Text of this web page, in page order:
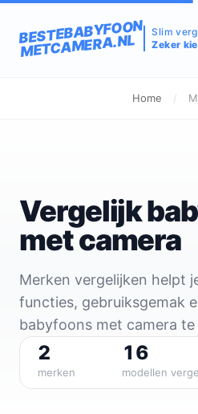
BESTEBABYFOON
METCAMERA.NL
Slim
Zeker
Home /
Vergelijk
met camera
Merken vergelijken helpt
functies, gebruiksgemak
babyfoons met camera
2
merken
16
modellen